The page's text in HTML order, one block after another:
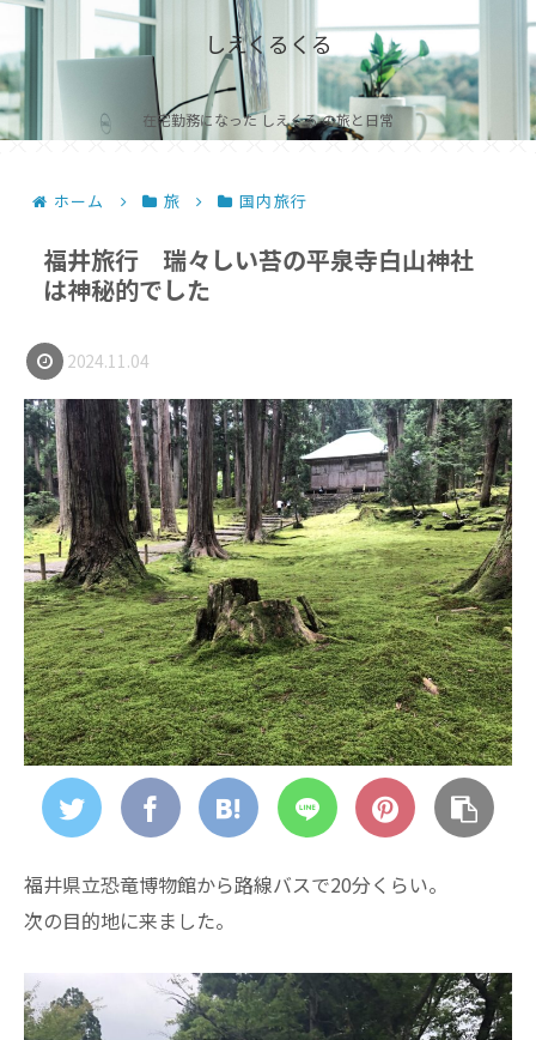
しえくるくる
在宅勤務になった しえくる の旅と日常
ホーム 旅 国内旅行
福井旅行 瑞々しい苔の平泉寺白山神社
は神秘的でした
2024.11.04
福井県立恐竜博物館から路線バスで20分くらい。
次の目的地に来ました。